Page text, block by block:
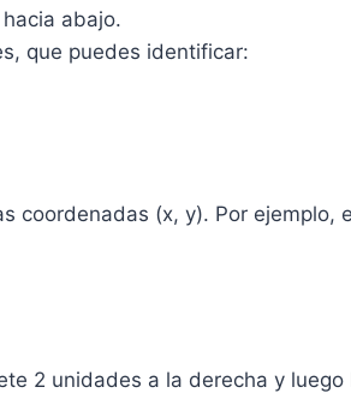
abajo.
que puedes identificar:
coordenadas (x, y). Por ejemplo,
2 unidades a la derecha y